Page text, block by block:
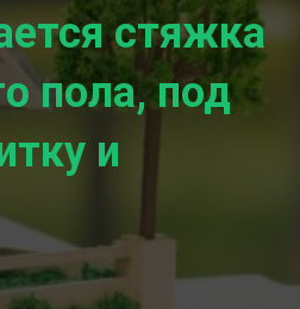
стяжка
пола, под
и